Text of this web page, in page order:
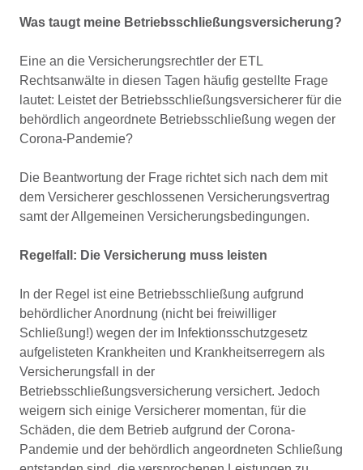
Was taugt meine Betriebsschließungsversicherung?
Eine an die Versicherungsrechtler der ETL
Rechtsanwälte in diesen Tagen häufig gestellte Frage
lautet: Leistet der Betriebsschließungsversicherer für die
behördlich angeordnete Betriebsschließung wegen der
Corona-Pandemie?
Die Beantwortung der Frage richtet sich nach dem mit
dem Versicherer geschlossenen Versicherungsvertrag
samt der Allgemeinen Versicherungsbedingungen.
Regelfall: Die Versicherung muss leisten
In der Regel ist eine Betriebsschließung aufgrund
behördlicher Anordnung (nicht bei freiwilliger
Schließung!) wegen der im Infektionsschutzgesetz
aufgelisteten Krankheiten und Krankheitserregern als
Versicherungsfall in der
Betriebsschließungsversicherung versichert. Jedoch
weigern sich einige Versicherer momentan, für die
Schäden, die dem Betrieb aufgrund der Corona-
Pandemie und der behördlich angeordneten Schließung